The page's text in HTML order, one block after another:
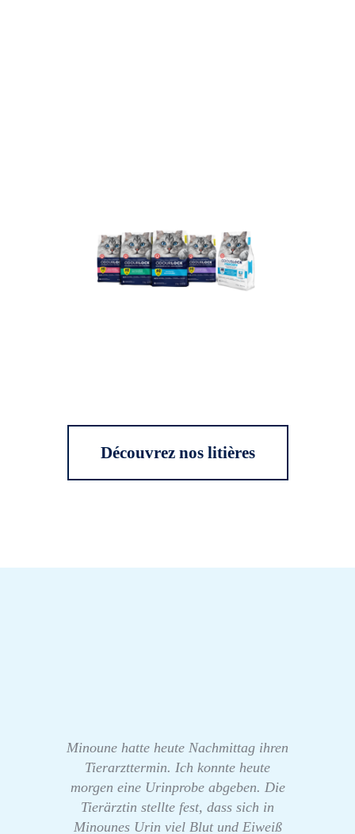
Découvrez nos litières
Minoune hatte heute Nachmittag ihren
Tierarzttermin. Ich konnte heute
morgen eine Urinprobe abgeben. Die
Tierärztin stellte fest, dass sich in
Minounes Urin viel Blut und Eiweiß